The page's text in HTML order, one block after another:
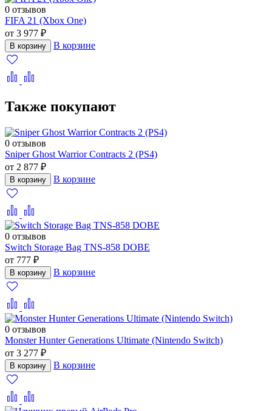
0 отзывов
FIFA 21 (Xbox One)
от 3 977 ₽
В корзину В корзине
Также покупают
0 отзывов
Sniper Ghost Warrior Contracts 2 (PS4)
от 2 877 ₽
В корзину В корзине
0 отзывов
Switch Storage Bag TNS-858 DOBE
от 777 ₽
В корзину В корзине
0 отзывов
Monster Hunter Generations Ultimate (Nintendo Switch)
от 3 277 ₽
В корзину В корзине